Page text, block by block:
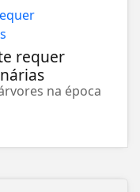
requer
na época